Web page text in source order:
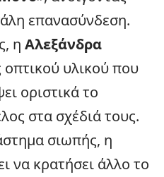
επανασύνδεση.
η Αλεξάνδρα
οπτικού υλικού που
οριστικά το
στα σχέδιά τους.
σιωπής, η
να κρατήσει άλλο το